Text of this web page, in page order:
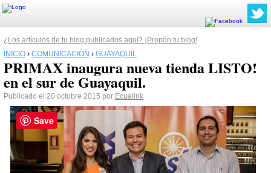
¿Los artículos de tu blog publicados aquí? ¡Propón tu blog!
INICIO › COMUNICACIÓN › GUAYAQUIL
PRIMAX inaugura nueva tienda LISTO!
en el sur de Guayaquil.
Publicado el 20 octubre 2015 por Ecualink
Save